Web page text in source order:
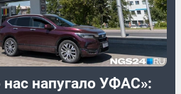
напугало УФАС»: